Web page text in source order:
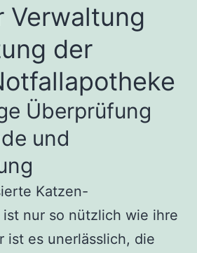
Verwaltung
der
Überprüfung
und
Katzen-
nur so nützlich wie ihre
ist es unerlässlich, die